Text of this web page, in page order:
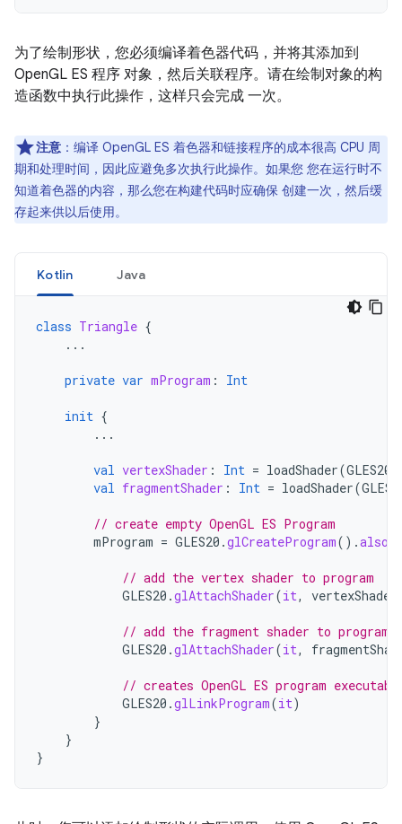
为了绘制形状，您必须编译着色器代码，并将其添加到
OpenGL ES 程序 对象，然后关联程序。请在绘制对象的构
造函数中执行此操作，这样只会完成 一次。
注意 ：编译 OpenGL ES 着色器和链接程序的成本很高 CPU 周
期和处理时间，因此应避免多次执行此操作。如果您 您在运行时不
知道着色器的内容，那么您在构建代码时应确保 创建一次，然后缓
存起来供以后使用。
Kotlin Java
class Triangle {
...
private var mProgram : Int
init {
...
val vertexShader : Int = loadShader(GLES20
val fragmentShader : Int = loadShader(
// create empty OpenGL ES Program
mProgram = GLES20 .glCreateProgram().also
// add the vertex shader to program
GLES20 .glAttachShader(it, vertexShader
// add the fragment shader to program
GLES20 .glAttachShader(it,
// creates OpenGL ES program
GLES20 .glLinkProgram(it)
}
}
}